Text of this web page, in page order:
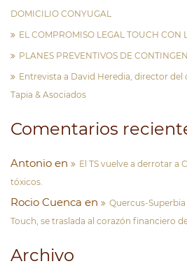
DOMICILIO CONYUGAL
EL COMPROMISO LEGAL TOUCH CON
PLANES PREVENTIVOS DE
Entrevista a David Heredia, director del
Tapia & Asociados
Comentarios
Antonio en
El TS vuelve a derrotar a
tóxicos.
Rocio Cuenca en
Quercus-
Touch, se traslada al corazón financiero
Archivo